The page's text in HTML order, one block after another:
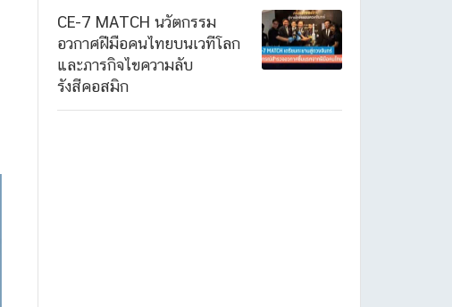
CE-7 MATCH นวัตกรรม
อวกาศฝีมือคนไทยบนเวทีโลก
และภารกิจไขความลับ
รังสีคอสมิก